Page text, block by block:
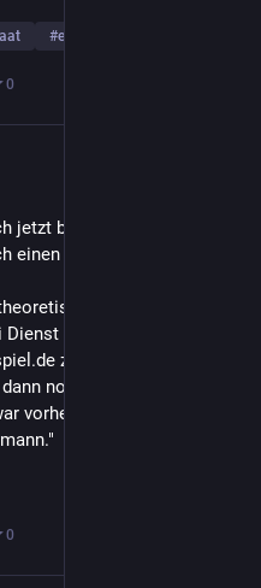
#europa
0
jetzt bei allen Konten, die
einen Alias ersetze?
über Historie
X und bei Dienst Y
zu jeweils Alias 1 und
noch sagen kann "X war
vorher Max Mustermann,
0